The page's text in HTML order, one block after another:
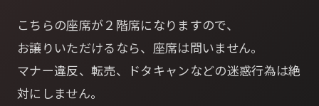
こちらの座席が２階席になりますので、
お譲りいただけるなら、座席は問いません。
マナー違反、転売、ドタキャンなどの迷惑行為は絶
対にしません。